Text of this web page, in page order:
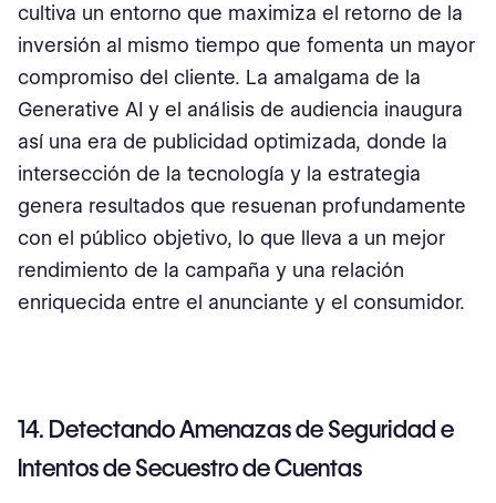
cultiva un entorno que maximiza el retorno de la
inversión al mismo tiempo que fomenta un mayor
compromiso del cliente. La amalgama de la
Generative AI y el análisis de audiencia inaugura
así una era de publicidad optimizada, donde la
intersección de la tecnología y la estrategia
genera resultados que resuenan profundamente
con el público objetivo, lo que lleva a un mejor
rendimiento de la campaña y una relación
enriquecida entre el anunciante y el consumidor.
14. Detectando Amenazas de Seguridad e
Intentos de Secuestro de Cuentas